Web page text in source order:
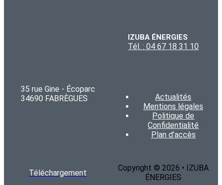
IZUBA ÉNERGIES
Tél. : 04 67 18 31 10
35 rue Gine - Écoparc
34690 FABRÈGUES
Actualités
Mentions légales
Politique de
Confidentialité
Plan d’accès
Téléchargement
Copyright © 2026 • IZUBA
ÉNERGIES